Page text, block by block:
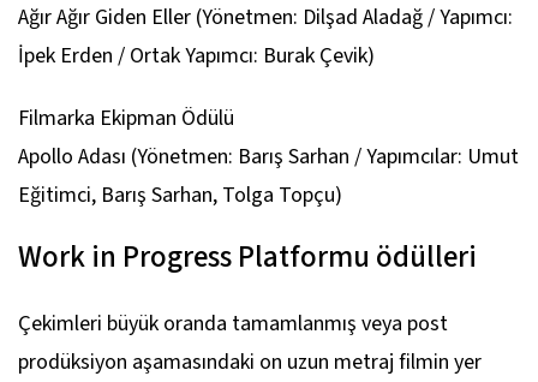
Ağır Ağır Giden Eller (Yönetmen: Dilşad Aladağ / Yapımcı:
İpek Erden / Ortak Yapımcı: Burak Çevik)
Filmarka Ekipman Ödülü
Apollo Adası (Yönetmen: Barış Sarhan / Yapımcılar: Umut
Eğitimci, Barış Sarhan, Tolga Topçu)
Work in Progress Platformu ödülleri
Çekimleri büyük oranda tamamlanmış veya post
prodüksiyon aşamasındaki on uzun metraj filmin yer